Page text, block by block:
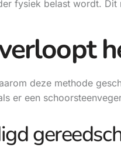
fysiek belast wordt.
deze methode
er een